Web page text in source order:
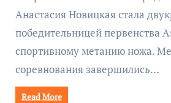
Анастасия Новицкая стала
победительницей первенства
спортивному метанию ножа.
соревнования завершились…
Read More